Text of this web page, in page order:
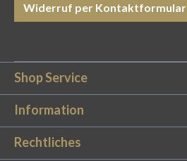
Widerruf per Kontaktformular
Shop Service
Information
Rechtliches